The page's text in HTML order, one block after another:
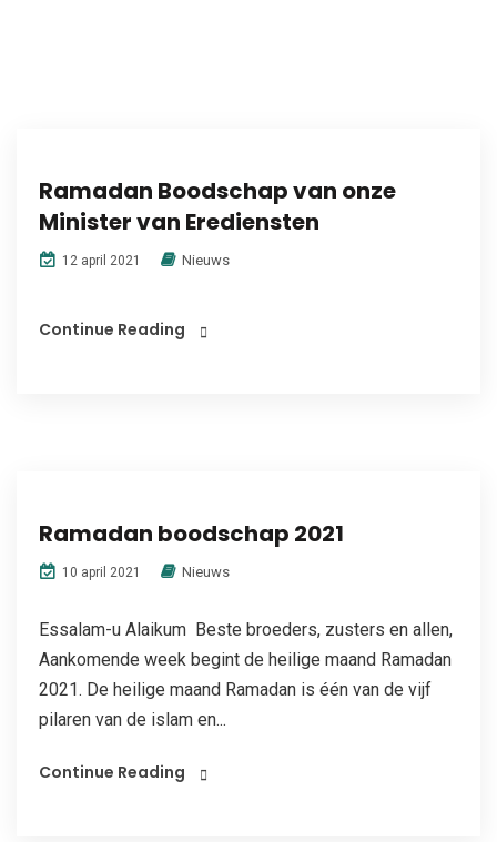
Ramadan Boodschap van onze
Minister van Erediensten
12 april 2021 Nieuws
Continue Reading
Ramadan boodschap 2021
10 april 2021 Nieuws
Essalam-u Alaikum Beste broeders, zusters en allen,
Aankomende week begint de heilige maand Ramadan
2021. De heilige maand Ramadan is één van de vijf
pilaren van de islam en...
Continue Reading